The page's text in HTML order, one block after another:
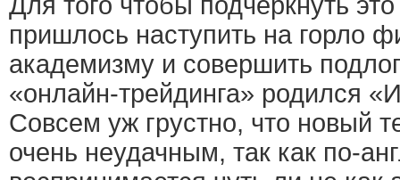
пришлось наступить на горло
академизму и совершить
«онлайн-трейдинга» родился
Совсем уж грустно, что новый
очень неудачным, так как по-